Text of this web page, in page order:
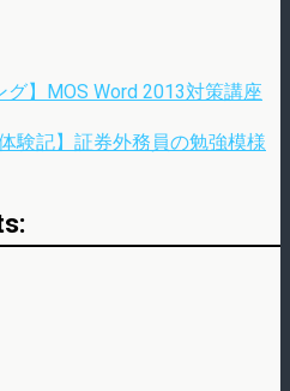
グ】MOS Word 2013対策講座
験記】証券外務員の勉強模様